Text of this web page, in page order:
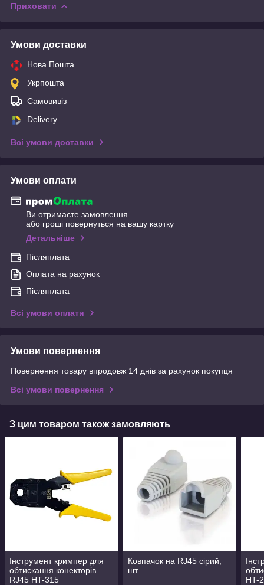
Приховати
Умови доставки
Нова Пошта
Укрпошта
Самовивіз
Delivery
Всі умови доставки
Умови оплати
Ви отримаєте замовлення
або гроші повернуться на вашу картку
Детальніше
Післяплата
Оплата на рахунок
Післяплата
Всі умови оплати
Умови повернення
Повернення товару впродовж 14 днів за рахунок покупця
Всі умови повернення
З цим товаром також замовляють
Інструмент кримпер для
обтискання конекторів
RJ45 HT-315
Ковпачок на RJ45 сірий,
шт
HT-